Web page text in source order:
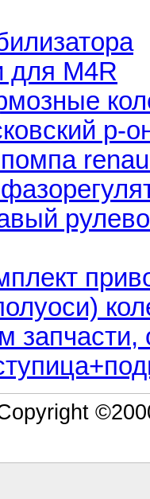
для M4R
р-